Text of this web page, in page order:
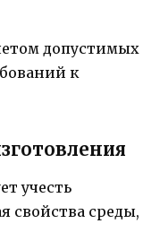
допустимых
к
учесть
свойства среды,